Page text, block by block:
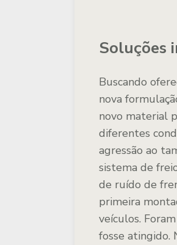
Soluções
Buscando
nova
novo material
diferentes
agressão ao
sistema de
de ruído de
primeira
veículos.
fosse atingido.